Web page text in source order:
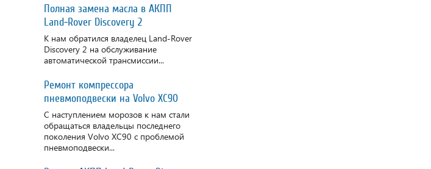
Полная замена масла в АКПП
Land-Rover Discovery 2
К нам обратился владелец Land-Rover
Discovery 2 на обслуживание
автоматической трансмиссии...
Ремонт компрессора
пневмоподвески на Volvo XC90
С наступлением морозов к нам стали
обращаться владельцы последнего
поколения Volvo XC90 с проблемой
пневмоподвески...